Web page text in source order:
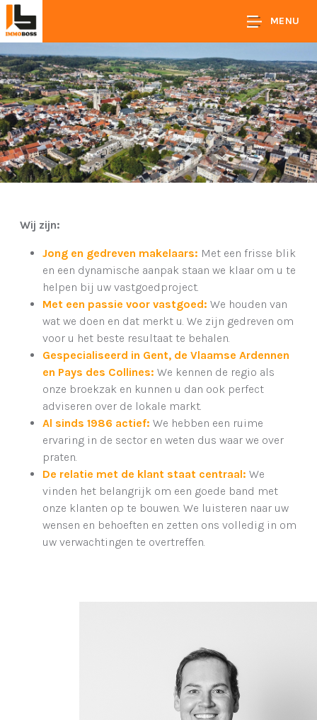
MENU
Wij zijn:
Jong en gedreven makelaars: Met een frisse blik
en een dynamische aanpak staan we klaar om u te
helpen bij uw vastgoedproject.
Met een passie voor vastgoed: We houden van
wat we doen en dat merkt u. We zijn gedreven om
voor u het beste resultaat te behalen.
Gespecialiseerd in Gent, de Vlaamse Ardennen
en Pays des Collines: We kennen de regio als
onze broekzak en kunnen u dan ook perfect
adviseren over de lokale markt.
Al sinds 1986 actief: We hebben een ruime
ervaring in de sector en weten dus waar we over
praten.
De relatie met de klant staat centraal: We
vinden het belangrijk om een goede band met
onze klanten op te bouwen. We luisteren naar uw
wensen en behoeften en zetten ons volledig in om
uw verwachtingen te overtreffen.